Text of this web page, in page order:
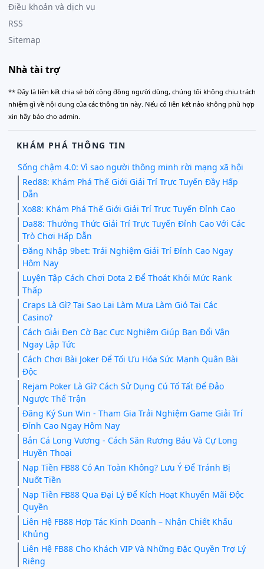
Điều khoản và dịch vụ
RSS
Sitemap
Nhà tài trợ
** Đây là liên kết chia sẻ bới cộng đồng người dùng, chúng tôi không chịu trách
nhiệm gì về nội dung của các thông tin này. Nếu có liên kết nào không phù hợp
xin hãy báo cho admin.
KHÁM PHÁ THÔNG TIN
Sống chậm 4.0: Vì sao người thông minh rời mạng xã hội
Red88: Khám Phá Thế Giới Giải Trí Trực Tuyến Đầy Hấp
Dẫn
Xo88: Khám Phá Thế Giới Giải Trí Trực Tuyến Đỉnh Cao
Da88: Thưởng Thức Giải Trí Trực Tuyến Đỉnh Cao Với Các
Trò Chơi Hấp Dẫn
Đăng Nhập 9bet: Trải Nghiệm Giải Trí Đỉnh Cao Ngay
Hôm Nay
Luyện Tập Cách Chơi Dota 2 Để Thoát Khỏi Mức Rank
Thấp
Craps Là Gì? Tại Sao Lại Làm Mưa Làm Gió Tại Các
Casino?
Cách Giải Đen Cờ Bạc Cực Nghiệm Giúp Bạn Đổi Vận
Ngay Lập Tức
Cách Chơi Bài Joker Để Tối Ưu Hóa Sức Mạnh Quân Bài
Độc
Rejam Poker Là Gì? Cách Sử Dụng Cú Tố Tất Để Đảo
Ngược Thế Trận
Đăng Ký Sun Win - Tham Gia Trải Nghiệm Game Giải Trí
Đỉnh Cao Ngay Hôm Nay
Bắn Cá Long Vương - Cách Săn Rương Báu Và Cự Long
Huyền Thoại
Nạp Tiền FB88 Có An Toàn Không? Lưu Ý Để Tránh Bị
Nuốt Tiền
Nạp Tiền FB88 Qua Đại Lý Để Kích Hoạt Khuyến Mãi Độc
Quyền
Liên Hệ FB88 Hợp Tác Kinh Doanh – Nhận Chiết Khấu
Khủng
Liên Hệ FB88 Cho Khách VIP Và Những Đặc Quyền Trợ Lý
Riêng